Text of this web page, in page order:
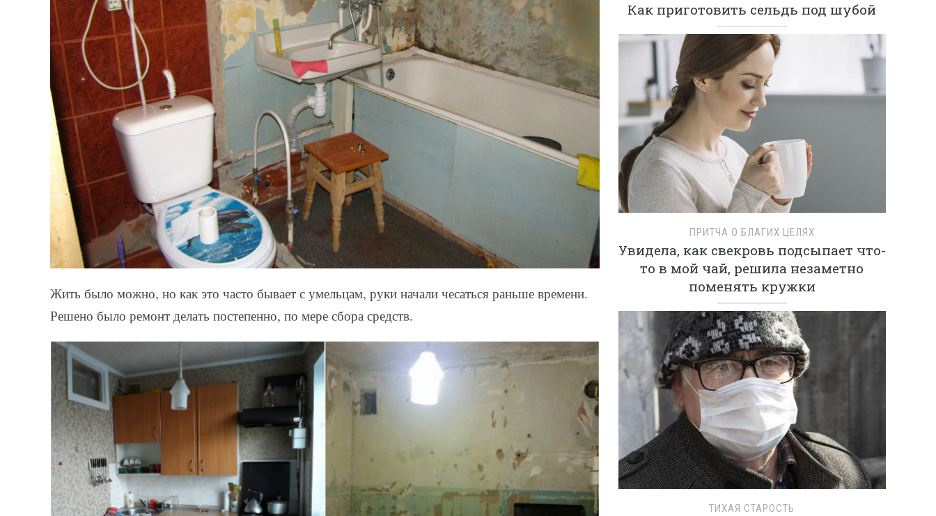
Жить было можно, но как это часто бывает с умельцам, руки начали чесаться раньше времени.
Решено было ремонт делать постепенно, по мере сбора средств.
Как приготовить сельдь под шубой
ПРИТЧА О БЛАГИХ ЦЕЛЯХ
Увидела, как свекровь подсыпает что-
то в мой чай, решила незаметно
поменять кружки
ТИХАЯ СТАРОСТЬ